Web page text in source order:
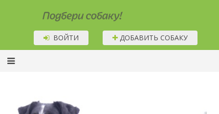
Подбери собаку!
ВОЙТИ ДОБАВИТЬ СОБАКУ